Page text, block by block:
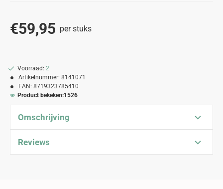
€59,95 per stuks
Voorraad: 2
Artikelnummer: 8141071
EAN: 8719323785410
Product bekeken:1526
Omschrijving
Reviews